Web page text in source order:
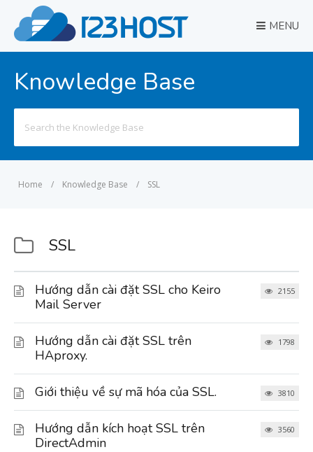
MENU
Knowledge Base
for:
Home / Knowledge Base / SSL
SSL
Hướng dẫn cài đặt SSL cho Keiro
Mail Server
2155
Hướng dẫn cài đặt SSL trên
HAproxy.
1798
Giới thiệu về sự mã hóa của SSL. 3810
Hướng dẫn kích hoạt SSL trên
DirectAdmin
3560